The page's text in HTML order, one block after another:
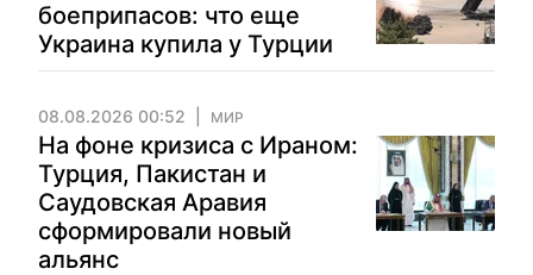
боеприпасов: что еще
Украина купила у Турции
08.08.2026 00:52 МИР
На фоне кризиса с Ираном:
Турция, Пакистан и
Саудовская Аравия
сформировали новый
альянс